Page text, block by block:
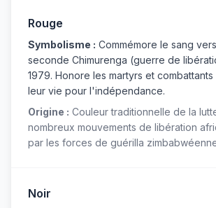
Rouge
Symbolisme : Commémore le sang
seconde Chimurenga (guerre de
1979. Honore les martyrs et
leur vie pour l'indépendance.
Origine : Couleur traditionnelle de la
nombreux mouvements de libération
par les forces de guérilla
Noir